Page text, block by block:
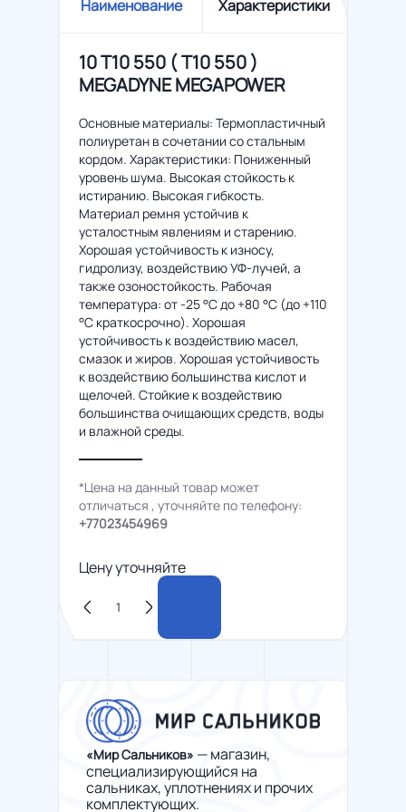
Наименование Характеристики
10 T10 550 ( Т10 550 )
MEGADYNE MEGAPOWER
Основные материалы: Термопластичный
полиуретан в сочетании со стальным
кордом. Характеристики: Пониженный
уровень шума. Высокая стойкость к
истиранию. Высокая гибкость.
Материал ремня устойчив к
усталостным явлениям и старению.
Хорошая устойчивость к износу,
гидролизу, воздействию УФ-лучей, а
также озоностойкость. Рабочая
температура: от -25 °C до +80 °C (до +110
°C краткосрочно). Хорошая
устойчивость к воздействию масел,
смазок и жиров. Хорошая устойчивость
к воздействию большинства кислот и
щелочей. Стойкие к воздействию
большинства очищающих средств, воды
и влажной среды.
*Цена на данный товар может
отличаться , уточняйте по телефону:
+77023454969
Цену уточняйте
«Мир Сальников» — магазин,
специализирующийся на
сальниках, уплотнениях и прочих
комплектующих.